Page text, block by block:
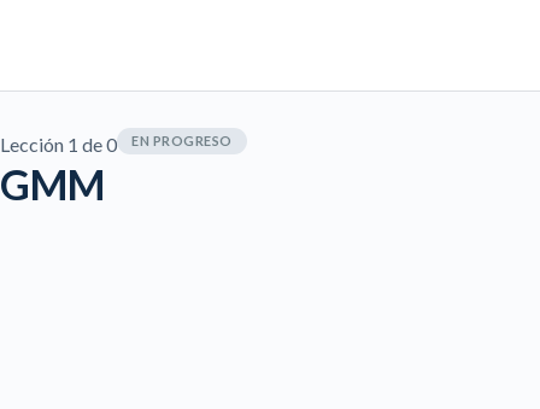
Lección 1 de 0 EN PROGRESO
GMM